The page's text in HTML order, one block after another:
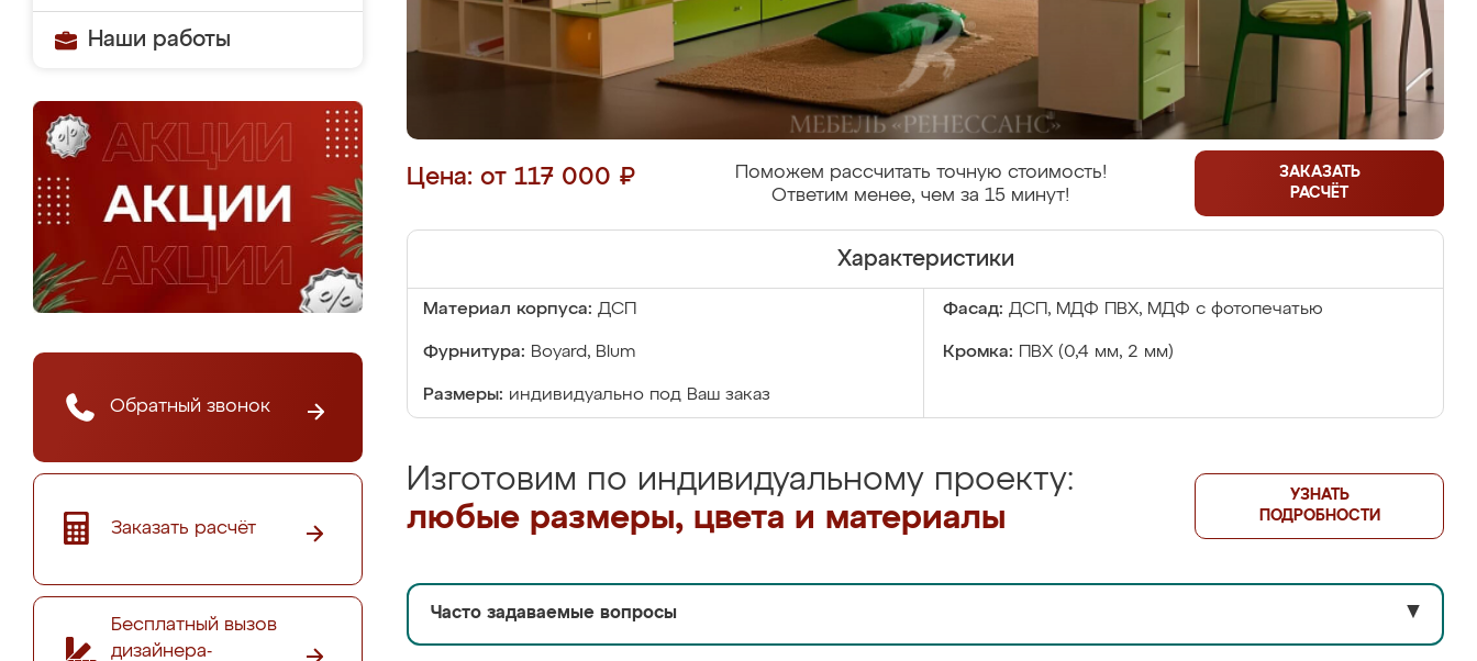
Наши работы
Обратный звонок
Заказать расчёт
Бесплатный вызов
дизайнера-
Цена: от 117 000 ₽
Поможем рассчитать точную стоимость!
Ответим менее, чем за 15 минут!
ЗАКАЗАТЬ
РАСЧЁТ
Характеристики
Материал корпуса: ДСП Фасад: ДСП, МДФ ПВХ, МДФ с фотопечатью
Фурнитура: Boyard, Blum Кромка: ПВХ (0,4 мм, 2 мм)
Размеры: индивидуально под Ваш заказ
Изготовим по индивидуальному проекту:
любые размеры, цвета и материалы
УЗНАТЬ
ПОДРОБНОСТИ
Часто задаваемые вопросы ▼